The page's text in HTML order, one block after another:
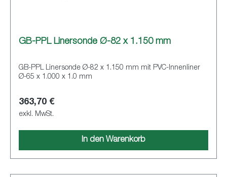
GB-PPL Linersonde Ø-82 x 1.150 mm
GB-PPL Linersonde Ø-82 x 1.150 mm mit PVC-Innenliner
Ø-65 x 1.000 x 1.0 mm
363,70 €
exkl. MwSt.
In den Warenkorb